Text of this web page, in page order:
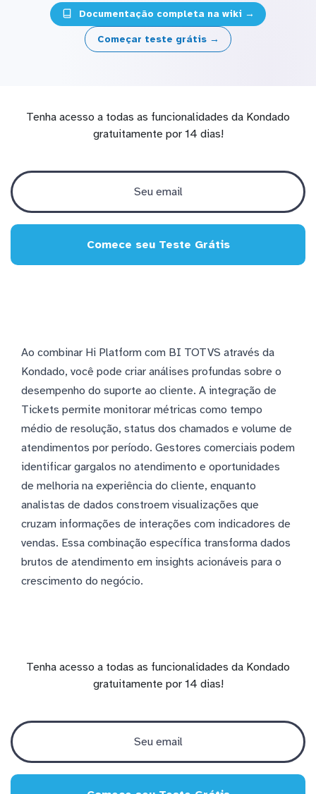
Documentação completa na wiki →
Começar teste grátis →
Tenha acesso a todas as funcionalidades da Kondado
gratuitamente por 14 dias!
Comece seu Teste Grátis
Ao combinar Hi Platform com BI TOTVS através da
Kondado, você pode criar análises profundas sobre o
desempenho do suporte ao cliente. A integração de
Tickets permite monitorar métricas como tempo
médio de resolução, status dos chamados e volume de
atendimentos por período. Gestores comerciais podem
identificar gargalos no atendimento e oportunidades
de melhoria na experiência do cliente, enquanto
analistas de dados constroem visualizações que
cruzam informações de interações com indicadores de
vendas. Essa combinação específica transforma dados
brutos de atendimento em insights acionáveis para o
crescimento do negócio.
Tenha acesso a todas as funcionalidades da Kondado
gratuitamente por 14 dias!